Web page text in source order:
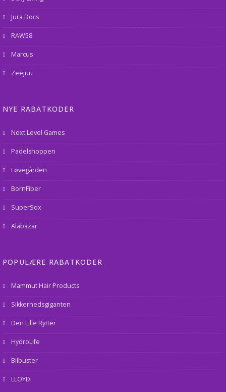
Jura Docs
RAW58
Marcus
Zeejuu
NYE RABATKODER
Next Level Games
Padelshoppen
Løvegården
BornFiber
SuperSox
Alabazar
POPULÆRE RABATKODER
Mammut Hair Products
Sikkerhedsgiganten
Den Lille Rytter
HydroLife
Bilbuster
LLOYD